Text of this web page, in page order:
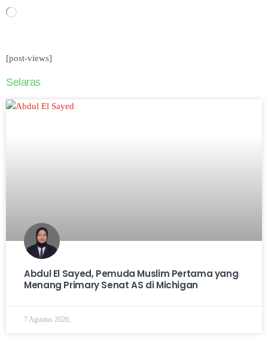
[post-views]
Selaras
Abdul El Sayed, Pemuda Muslim Pertama yang
Menang Primary Senat AS di Michigan
7 Agustus 2026,